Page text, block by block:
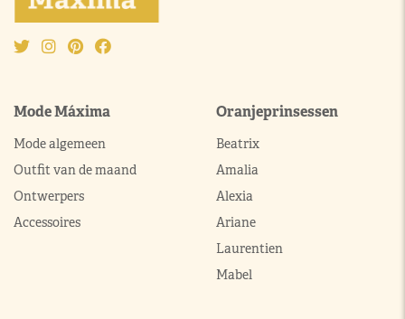
Mode Máxima
Mode algemeen
Outfit van de maand
Ontwerpers
Accessoires
Oranjeprinsessen
Beatrix
Amalia
Alexia
Ariane
Laurentien
Mabel